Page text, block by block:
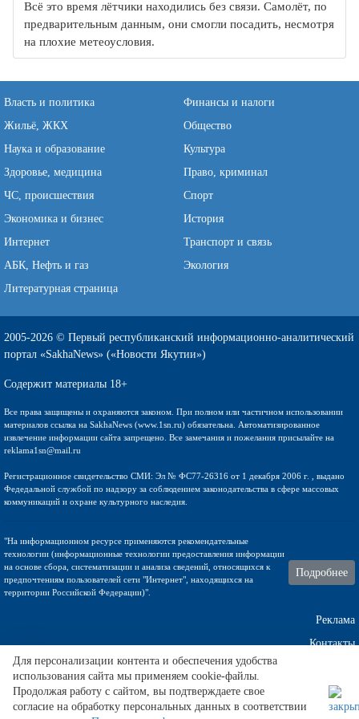
Всё это время лётчики находились без связи. Самолёт, по
предварительным данным, они смогли посадить, несмотря
на плохие метеоусловия.
Власть и политика
Финансы и налоги
Жильё, ЖКХ
Общество
Наука и образование
Культура
Здоровье, медицина
Право, криминал
ЧС, происшествия
Спорт
Экономика и бизнес
История
Интернет
Транспорт и связь
АБК, Нефть и газ
Экология
Литературная страница
2005-2026 © Первый республиканский информационно-аналитический
портал «SakhaNews» («Новости Якутии»)
Содержит материалы 18+
Все права защищены и охраняются законом. При полном или частичном использовании
материалов ссылка на SakhaNews (www.1sn.ru) обязательна. Автоматизированное
извлечение информации сайта запрещено. Все замечания и пожелания присылайте на
reklama1sn@mail.ru
Регистрационное свидетельство СМИ: Эл № ФС77-26316 от 1 декабря 2006 г. , выдано
Федедальной службой по надзору за соблюдением законодательства в сфере массовых
коммуникаций и охране культурного наследия.
"На информационном ресурсе применяются рекомендательные
технологии (информационные технологии предоставления информации
на основе сбора, систематизации и анализа сведений, относящихся к
предпочтениям пользователей сети "Интернет", находящихся на
территории Российской Федерации)".
Подробнее
Реклама
Контакты
Техническа поддержка
Для персонализации контента и обеспечения удобства
использования сайта мы применяем cookie-файлы.
Продолжая работу с сайтом, вы подтверждаете свое
согласие на обработку персональных данных в соответствии